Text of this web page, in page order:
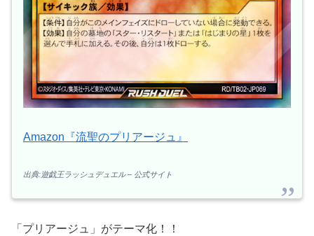
Amazon『流聖のプリアージュ』
出典:遊戯王ラッシュデュエル – 公式サイト
「プリアージュ」がテーマ化！！